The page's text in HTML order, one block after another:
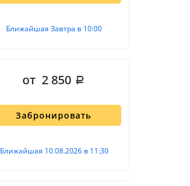
Ближайшая Завтра в 10:00
Забронировать
Ближайшая 10.08.2026 в 11:30
от 2 850